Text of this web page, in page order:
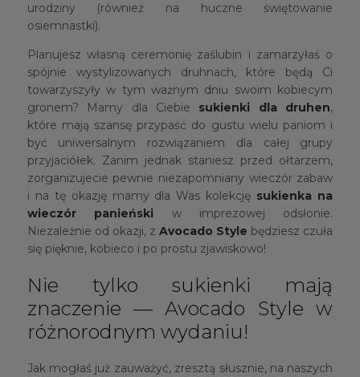
urodziny (również na huczne świętowanie
osiemnastki).
Planujesz własną ceremonię zaślubin i zamarzyłaś o
spójnie wystylizowanych druhnach, które będą Ci
towarzyszyły w tym ważnym dniu swoim kobiecym
gronem? Mamy dla Ciebie sukienki dla druhen,
które mają szansę przypaść do gustu wielu paniom i
być uniwersalnym rozwiązaniem dla całej grupy
przyjaciółek. Zanim jednak staniesz przed ołtarzem,
zorganizujecie pewnie niezapomniany wieczór zabaw
i na tę okazję mamy dla Was kolekcję sukienka na
wieczór panieński w imprezowej odsłonie.
Niezależnie od okazji, zAvocado Style będziesz czuła
się pięknie, kobieco i po prostu zjawiskowo!
Nie tylko sukienki mają
znaczenie — Avocado Style w
różnorodnym wydaniu!
Jak mogłaś już zauważyć, zresztą słusznie, na naszych